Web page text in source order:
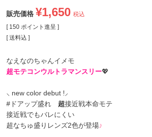
販売価格 ¥1,650 税込
[ 150 ポイント進呈 ]
送料込
なえなのちゃんイメモ
超モテコンウルトラマンスリー💖
⸜ new color debut !⸝
#ドアップ盛れ 超接近戦本命モテ
接近戦でもバレにくい
超なちゅ盛りレンズ2色が登場♪